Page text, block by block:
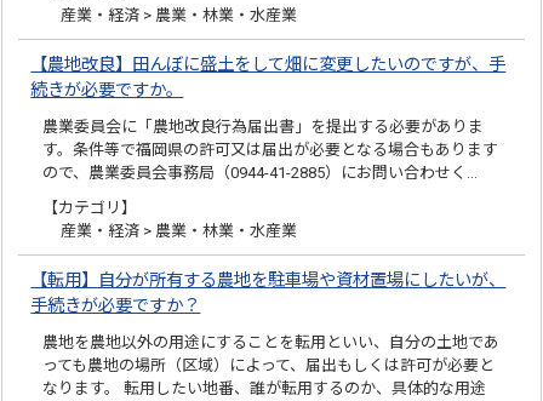
産業・経済 > 農業・林業・水産業
【農地改良】田んぼに盛土をして畑に変更したいのですが、手
続きが必要ですか。
農業委員会に「農地改良行為届出書」を提出する必要がありま
す。条件等で福岡県の許可又は届出が必要となる場合もあります
ので、農業委員会事務局（0944-41-2885）にお問い合わせく…
【カテゴリ】
産業・経済 > 農業・林業・水産業
【転用】自分が所有する農地を駐車場や資材置場にしたいが、
手続きが必要ですか？
農地を農地以外の用途にすることを転用といい、自分の土地であ
っても農地の場所（区域）によって、届出もしくは許可が必要と
なります。 転用したい地番、誰が転用するのか、具体的な用途